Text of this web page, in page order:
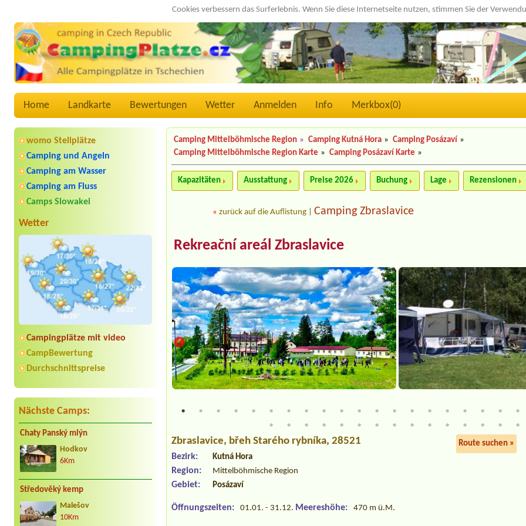
Cookies verbessern das Surferlebnis. Wenn Sie diese Internetseite nutzen, stimmen Sie der
Home Landkarte Bewertungen Wetter Anmelden Info Merkbox(0)
womo Stellplätze
Camping und Angeln
Camping am Wasser
Camping am Fluss
Camps Slowakei
Wetter
Campingplätze mit video
CampBewertung
Durchschnittspreise
Nächste Camps:
Chaty Panský mlýn
Hodkov
6Km
Středověký kemp
Malešov
10Km
Camping Mittelböhmische Region » Camping Kutná Hora » Camping Posázaví »
Camping Mittelböhmische Region Karte » Camping Posázaví Karte »
Kapazitäten Ausstattung Preise 2026 Buchung Lage Rezensionen
«zurück auf die Auflistung |Camping Zbraslavice
Rekreační areál Zbraslavice
Zbraslavice, břeh Starého rybníka, 28521 Route suchen »
Bezirk: Kutná Hora
Region: Mittelböhmische Region
Gebiet: Posázaví
Öffnungszeiten: 01.01. - 31.12. Meereshöhe: 470 m ü.M.